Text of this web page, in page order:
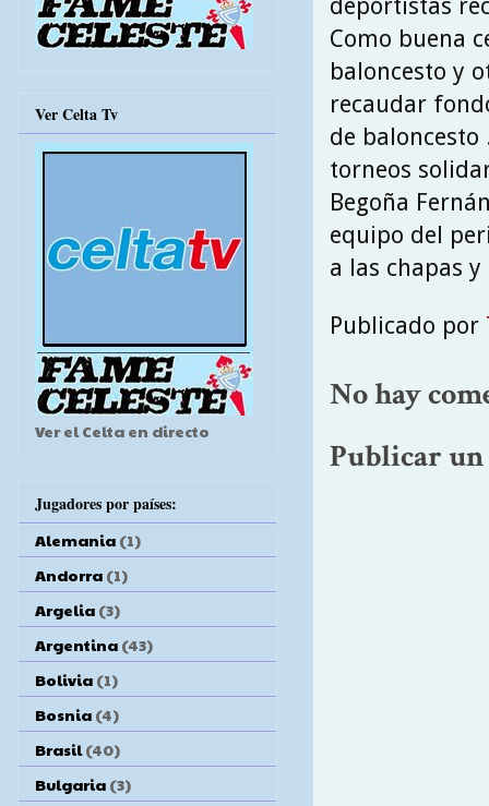
deportistas
Como buena
baloncesto y
recaudar
de baloncesto
torneos
Begoña
equipo del
a las chapas
Publicado por
No hay
Publicar
Ver Celta Tv
Ver el Celta en directo
Jugadores por países:
Alemania (1)
Andorra (1)
Argelia (3)
Argentina (43)
Bolivia (1)
Bosnia (4)
Brasil (40)
Bulgaria (3)